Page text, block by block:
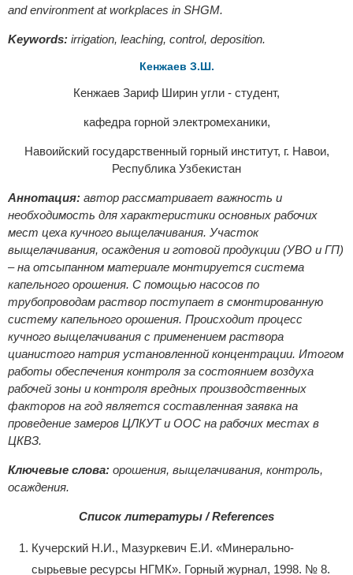
and environment at workplaces in SHGM.
Keywords: irrigation, leaching, control, deposition.
Кенжаев З.Ш.
Кенжаев Зариф Ширин угли - студент,
кафедра горной электромеханики,
Навоийский государственный горный институт, г. Навои,
Республика Узбекистан
Аннотация: автор рассматривает важность и
необходимость для характеристики основных рабочих
мест цеха кучного выщелачивания. Участок
выщелачивания, осаждения и готовой продукции (УВО и ГП)
– на отсыпанном материале монтируется система
капельного орошения. С помощью насосов по
трубопроводам раствор поступает в смонтированную
систему капельного орошения. Происходит процесс
кучного выщелачивания с применением раствора
цианистого натрия установленной концентрации. Итогом
работы обеспечения контроля за состоянием воздуха
рабочей зоны и контроля вредных производственных
факторов на год является составленная заявка на
проведение замеров ЦЛКУТ и ООС на рабочих местах в
ЦКВЗ.
Ключевые слова: орошения, выщелачивания, контроль,
осаждения.
Список литературы / References
Кучерский Н.И., Мазуркевич Е.И. «Минерально-
сырьевые ресурсы НГМК». Горный журнал, 1998. № 8.